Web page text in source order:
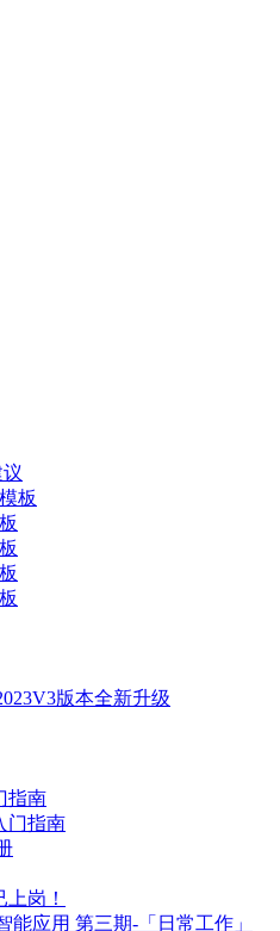
板
版本全新升级
指南
门指南
岗！
能应用 第三期-「日常工作」